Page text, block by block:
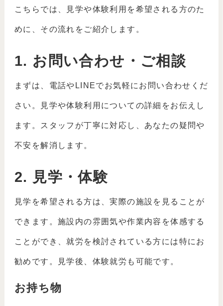
こちらでは、見学や体験利用を希望される方のた
めに、その流れをご紹介します。
1. お問い合わせ・ご相談
まずは、電話やLINEでお気軽にお問い合わせくだ
さい。見学や体験利用についての詳細をお伝えし
ます。スタッフが丁寧に対応し、あなたの疑問や
不安を解消します。
2. 見学・体験
見学を希望される方は、実際の施設を見ることが
できます。施設内の雰囲気や作業内容を体感する
ことができ、就労を検討されている方には特にお
勧めです。見学後、体験就労も可能です。
お持ち物